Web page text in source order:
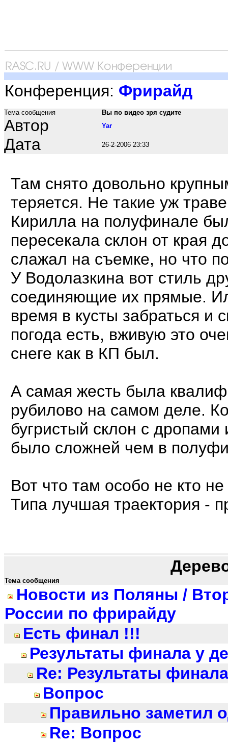
Конференция: Фрирайд
Тема сообщения Вы по видео зря судите
Автор Yar
Дата 26-2-2006 23:33
Там снято довольно
теряется. Не такие уж
Кирилла на полуфинале
пересекала склон от края
слажал на съемке, но что
У Водолазкина вот стиль
соединяющие их прямые.
время в кусты забраться и
погода есть, вживую это
снеге как в КП был.
А самая жесть была
рубилово на самом деле.
бугристый склон с
было сложней чем в
Вот что там особо не кто
Типа лучшая траектория -
Тема сообщения
Новости из Поляны /
России по фрирайду
Есть финал !!!
Результаты финала у
Re: Результаты
Вопрос
Правильно заметил
Re: Вопрос